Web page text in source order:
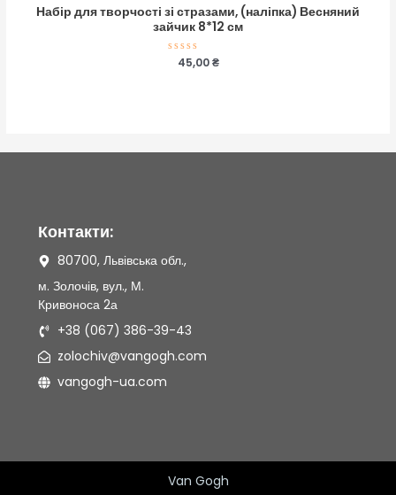
Набір для творчості зі стразами, (наліпка) Весняний
зайчик 8*12 см
Оцінено
45,00₴
Контакти:
80700, Львівська обл.,
м. Золочів, вул., М.
Кривоноса 2а
+38 (067) 386-39-43
zolochiv@vangogh.com
vangogh-ua.com
Van Gogh